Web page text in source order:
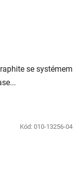
se systémem
Kód: 010-13256-04